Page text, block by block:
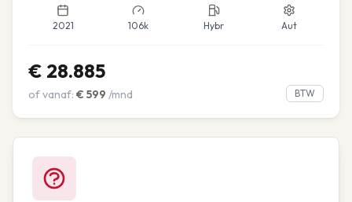
2021 106k Hybr Aut
€ 28.885
of vanaf: € 599 /mnd BTW